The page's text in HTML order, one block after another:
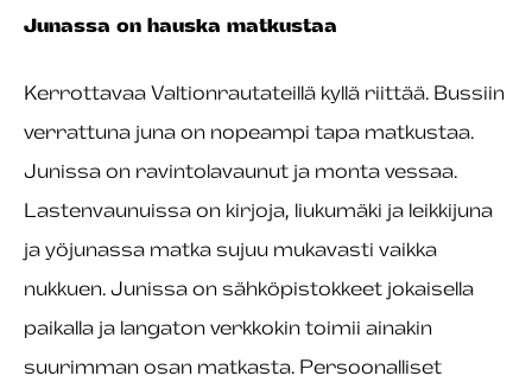
Junassa on hauska matkustaa
Kerrottavaa Valtionrautateillä kyllä riittää. Bussiin
verrattuna juna on nopeampi tapa matkustaa.
Junissa on ravintolavaunut ja monta vessaa.
Lastenvaunuissa on kirjoja, liukumäki ja leikkijuna
ja yöjunassa matka sujuu mukavasti vaikka
nukkuen. Junissa on sähköpistokkeet jokaisella
paikalla ja langaton verkkokin toimii ainakin
suurimman osan matkasta. Persoonalliset